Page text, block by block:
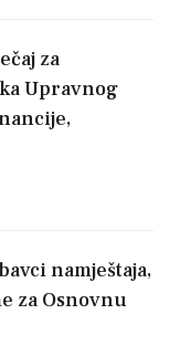
za
Upravnog
namještaja,
za Osnovnu